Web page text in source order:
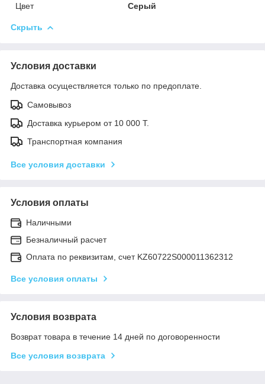
Цвет
Серый
Скрыть
Условия доставки
Доставка осуществляется только по предоплате.
Самовывоз
Доставка курьером от 10 000 Т.
Транспортная компания
Все условия доставки
Условия оплаты
Наличными
Безналичный расчет
Оплата по реквизитам, счет KZ60722S000011362312
Все условия оплаты
Условия возврата
Возврат товара в течение 14 дней по договоренности
Все условия возврата